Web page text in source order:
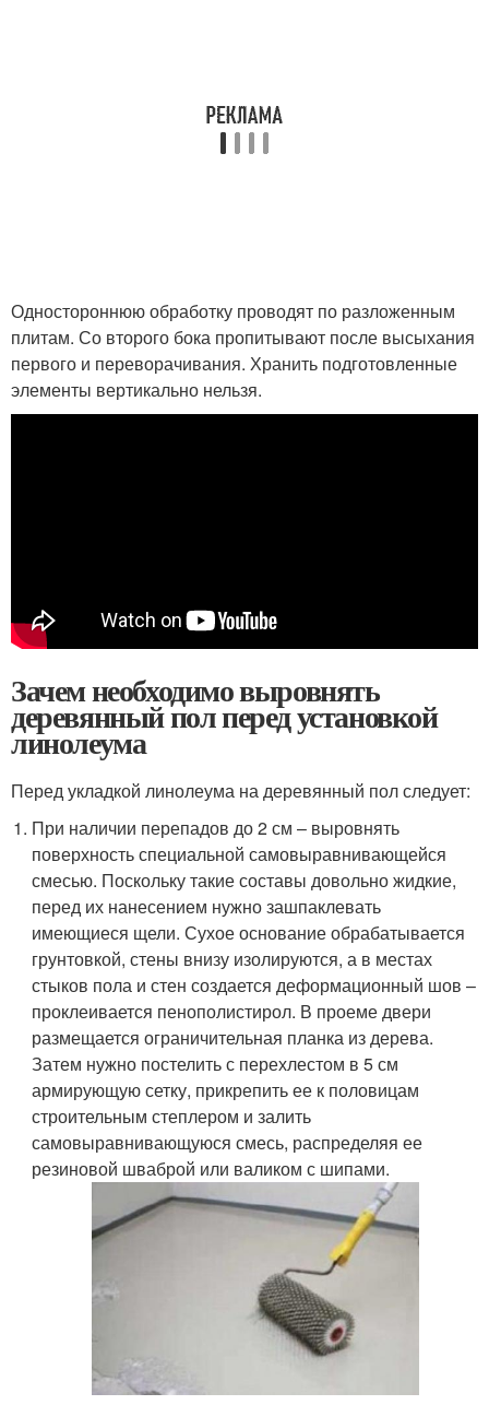
Одностороннюю обработку проводят по разложенным
плитам. Со второго бока пропитывают после высыхания
первого и переворачивания. Хранить подготовленные
элементы вертикально нельзя.
Зачем необходимо выровнять
деревянный пол перед установкой
линолеума
Перед укладкой линолеума на деревянный пол следует:
При наличии перепадов до 2 см – выровнять
поверхность специальной самовыравнивающейся
смесью. Поскольку такие составы довольно жидкие,
перед их нанесением нужно зашпаклевать
имеющиеся щели. Сухое основание обрабатывается
грунтовкой, стены внизу изолируются, а в местах
стыков пола и стен создается деформационный шов –
проклеивается пенополистирол. В проеме двери
размещается ограничительная планка из дерева.
Затем нужно постелить с перехлестом в 5 см
армирующую сетку, прикрепить ее к половицам
строительным степлером и залить
самовыравнивающуюся смесь, распределяя ее
резиновой шваброй или валиком с шипами.